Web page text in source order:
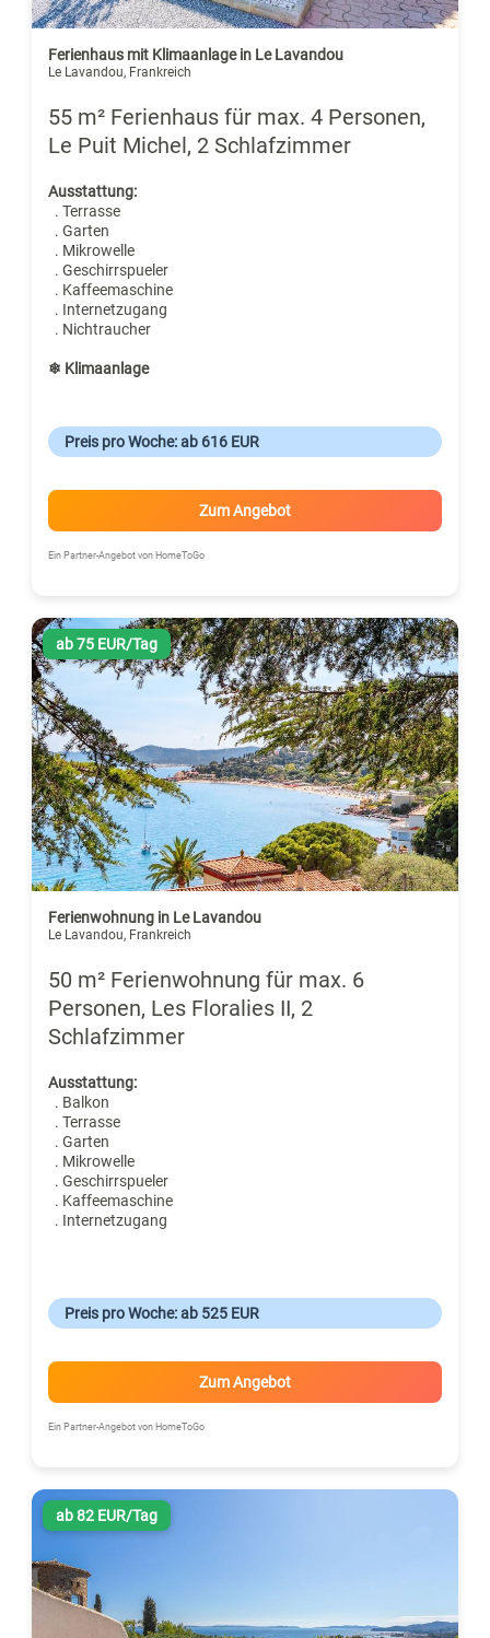
Ferienhaus mit Klimaanlage in Le Lavandou
Le Lavandou, Frankreich
55 m² Ferienhaus für max. 4 Personen,
Le Puit Michel, 2 Schlafzimmer
Ausstattung:
. Terrasse
. Garten
. Mikrowelle
. Geschirrspueler
. Kaffeemaschine
. Internetzugang
. Nichtraucher
❄ Klimaanlage
Preis pro Woche: ab 616 EUR
Zum Angebot
Ein Partner-Angebot von HomeToGo
ab 75 EUR/Tag
Ferienwohnung in Le Lavandou
Le Lavandou, Frankreich
50 m² Ferienwohnung für max. 6
Personen, Les Floralies II, 2
Schlafzimmer
Ausstattung:
. Balkon
. Terrasse
. Garten
. Mikrowelle
. Geschirrspueler
. Kaffeemaschine
. Internetzugang
Preis pro Woche: ab 525 EUR
Zum Angebot
Ein Partner-Angebot von HomeToGo
ab 82 EUR/Tag